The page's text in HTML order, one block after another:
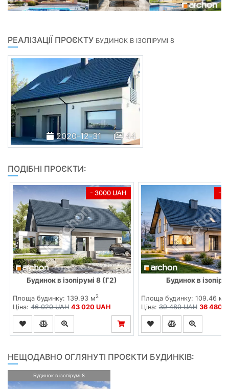
РЕАЛІЗАЦІЇ ПРОЄКТУ БУДИНОК В ІЗОПІРУМІ 8
2020-12-31 44
ПОДІБНІ ПРОЄКТИ:
- 3000 UAH
Будинок в ізопірумі 8 (Г2)
Площа будинку: 139.93 м2
Ціна: 46 020 UAH 43 020 UAH
-
Будинок в
Площа будинку: 109.46 м
Ціна:39 480 UAH 36 480
НЕЩОДАВНО ОГЛЯНУТІ ПРОЄКТИ БУДИНКІВ:
Будинок в ізопірумі 8